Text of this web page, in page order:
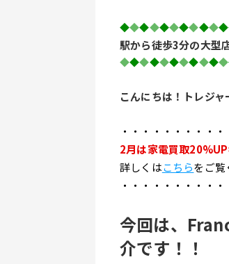
◆◆◆◆◆◆◆◆◆◆◆
駅から徒歩3分の大型
◆◆◆◆◆◆◆◆◆◆◆
こんにちは！トレジ
・・・・・・・・・・
2月は家電買取
詳しくはこちらをご覧
・・・・・・・・・・
今回は、
介です！！